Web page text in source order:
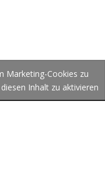
Marketing-Cookies zu
Inhalt zu aktivieren